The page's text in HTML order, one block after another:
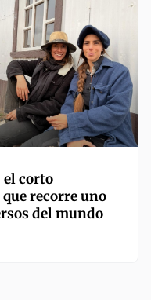
el corto
recorre uno
del mundo